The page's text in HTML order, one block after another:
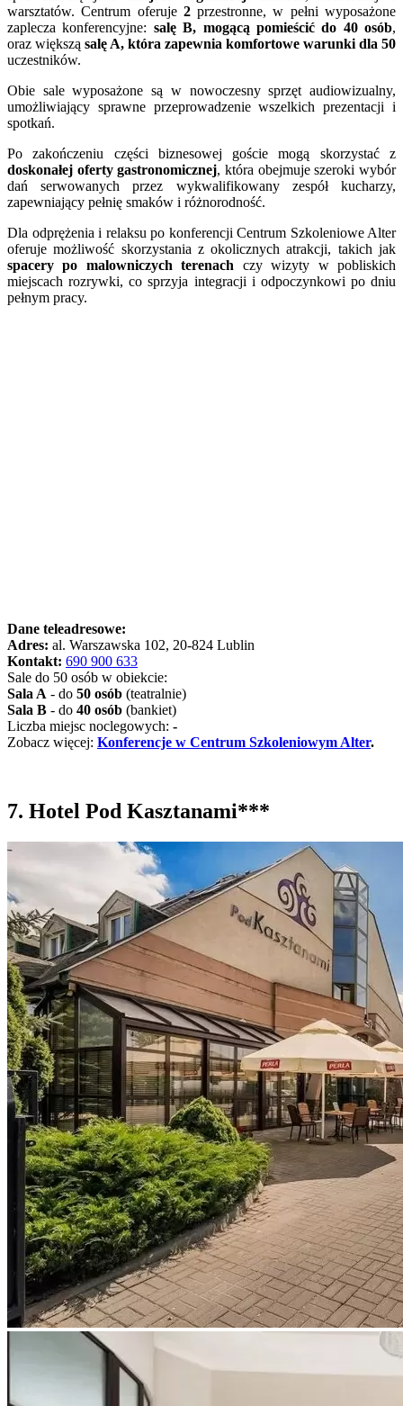
warsztatów. Centrum oferuje 2przestronne, w pełni wyposażone
zaplecza konferencyjne: salę B, mogącą pomieścić do 40 osób,
oraz większą salę A, która zapewnia komfortowe warunki dla 50
uczestników.
Obie sale wyposażone są w nowoczesny sprzęt audiowizualny,
umożliwiający sprawne przeprowadzenie wszelkich prezentacji i
spotkań.
Po zakończeniu części biznesowej goście mogą skorzystać z
doskonałej oferty gastronomicznej, która obejmuje szeroki wybór
dań serwowanych przez wykwalifikowany zespół kucharzy,
zapewniający pełnię smaków i różnorodność.
Dla odprężenia i relaksu po konferencji Centrum Szkoleniowe Alter
oferuje możliwość skorzystania z okolicznych atrakcji, takich jak
spacery po malowniczych terenach czy wizyty w pobliskich
miejscach rozrywki, co sprzyja integracji i odpoczynkowi po dniu
pełnym pracy.
Dane teleadresowe:
Adres: al. Warszawska 102, 20-824 Lublin
Kontakt: 690 900 633
Sale do 50 osób w obiekcie:
Sala A - do 50 osób (teatralnie)
Sala B - do 40 osób (bankiet)
Liczba miejsc noclegowych: -
Zobacz więcej: Konferencje w Centrum Szkoleniowym Alter.
7. Hotel Pod Kasztanami***